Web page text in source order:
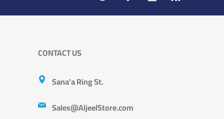
CONTACT US
Sana'a Ring St.
Sales@AljeelStore.com